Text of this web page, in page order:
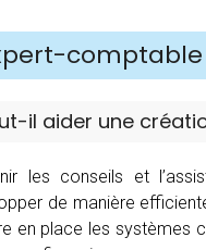
comptable
il aider une
les conseils et
de manière
en place les systèmes